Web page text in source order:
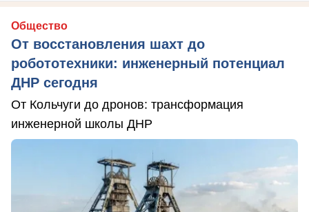
Общество
От восстановления шахт до
робототехники: инженерный потенциал
ДНР сегодня
От Кольчуги до дронов: трансформация
инженерной школы ДНР